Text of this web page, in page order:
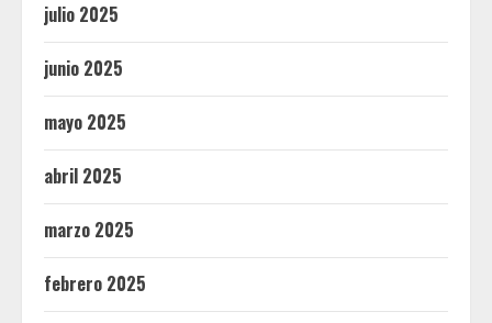
julio 2025
junio 2025
mayo 2025
abril 2025
marzo 2025
febrero 2025